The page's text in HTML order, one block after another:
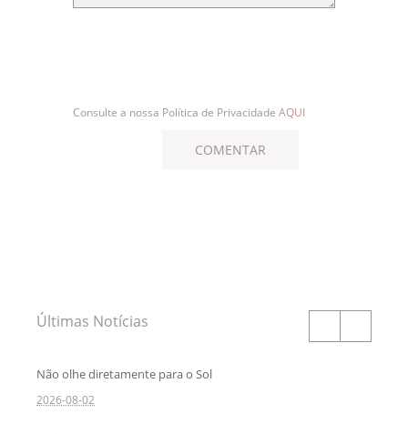
Consulte a nossa Política de Privacidade AQUI
Últimas Notícias
Não olhe diretamente para o Sol
2026-08-02